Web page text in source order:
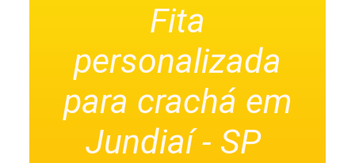
Fita
personalizada
para crachá em
Jundiaí - SP